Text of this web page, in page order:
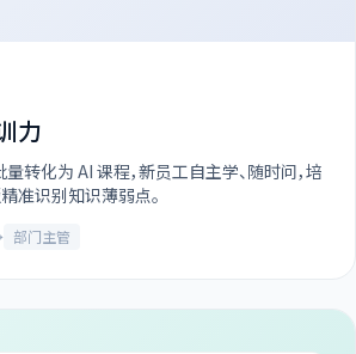
力
转化为 AI 课程，新员工自主学、随时问，培
准识别知识薄弱点。
部门主管